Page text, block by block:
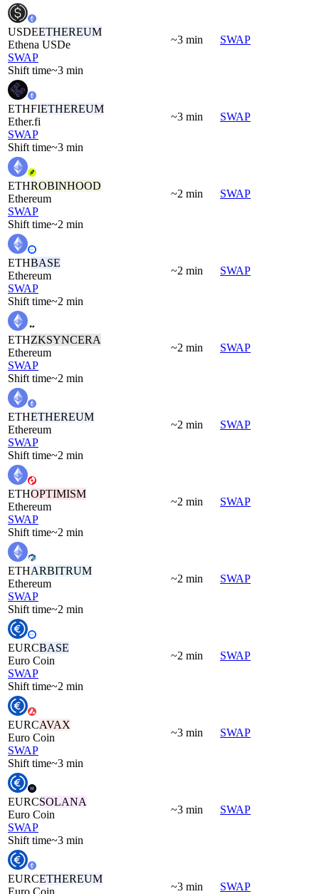
USDEETHEREUM
Ethena USDe
SWAP
Shift time~3 min
~3 min SWAP
ETHFIETHEREUM
Ether.fi
SWAP
Shift time~3 min
~3 min SWAP
ETHROBINHOOD
Ethereum
SWAP
Shift time~2 min
~2 min SWAP
ETHBASE
Ethereum
SWAP
Shift time~2 min
~2 min SWAP
ETHZKSYNCERA
Ethereum
SWAP
Shift time~2 min
~2 min SWAP
ETHETHEREUM
Ethereum
SWAP
Shift time~2 min
~2 min SWAP
ETHOPTIMISM
Ethereum
SWAP
Shift time~2 min
~2 min SWAP
ETHARBITRUM
Ethereum
SWAP
Shift time~2 min
~2 min SWAP
EURCBASE
Euro Coin
SWAP
Shift time~2 min
~2 min SWAP
EURCAVAX
Euro Coin
SWAP
Shift time~3 min
~3 min SWAP
EURCSOLANA
Euro Coin
SWAP
Shift time~3 min
~3 min SWAP
EURCETHEREUM
Euro Coin
~3 min SWAP